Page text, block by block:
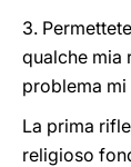
3.
qualche mia
problema mi
La prima
religioso